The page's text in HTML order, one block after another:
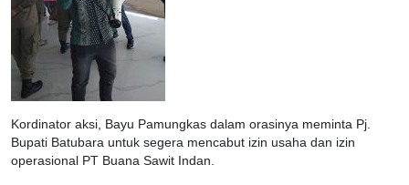
Kordinator aksi, Bayu Pamungkas dalam orasinya meminta Pj.
Bupati Batubara untuk segera mencabut izin usaha dan izin
operasional PT Buana Sawit Indan.